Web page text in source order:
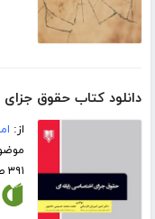
دانلود کتاب حقوق جزای
از:
۳۹۱ صفحه